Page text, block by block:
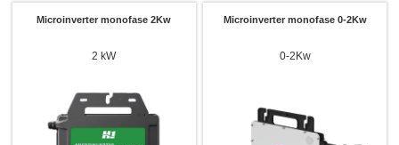
Microinverter monofase 2Kw
2 kW
Microinverter monofase 0-2Kw
0-2Kw